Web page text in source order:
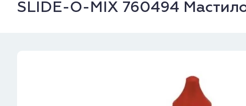
SLIDE-O-MIX 760494